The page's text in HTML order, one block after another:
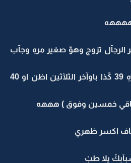
تزوج وهوّ صغير مرهِ وجآب
ولد وبنت بس يعني عمرهِ 39 كّذا باوآخر الثلآثين اظن او 40
خمسين وفوق ) هههه
اكسر ظهري
يلا طبْ